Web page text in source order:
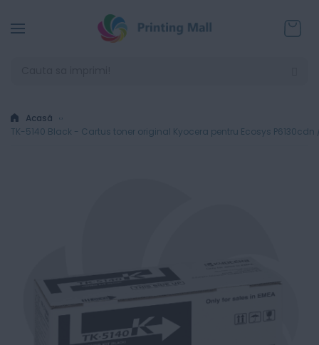
Acasă
TK-5140 Black - Cartus toner original Kyocera pentru Ecosys